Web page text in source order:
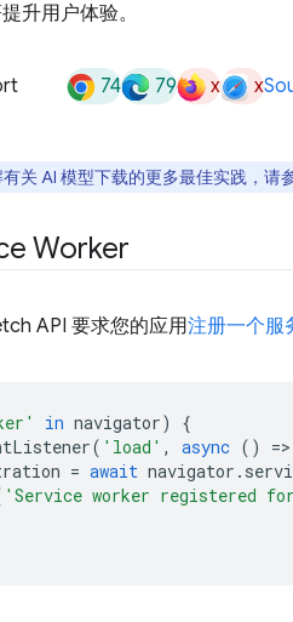
升用户体验。
74 79 x x
关 AI 模型下载的更多最佳实践，请
Worker
API 要求您的应用注册一个服
in navigator)
{
( 'load' , async () =>
= await navigator .
'Service worker registered